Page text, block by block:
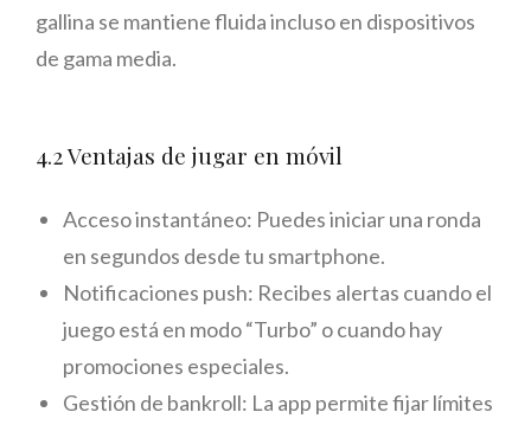
gallina se mantiene fluida incluso en dispositivos
de gama media.
4.2 Ventajas de jugar en móvil
Acceso instantáneo: Puedes iniciar una ronda
en segundos desde tu smartphone.
Notificaciones push: Recibes alertas cuando el
juego está en modo “Turbo” o cuando hay
promociones especiales.
Gestión de bankroll: La app permite fijar límites